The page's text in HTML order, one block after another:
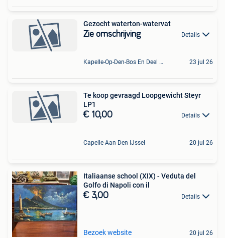
Gezocht waterton-watervat
Zie omschrijving Details
Kapelle-Op-Den-Bos En Deel Van Zemst 23 jul 26
Te koop gevraagd Loopgewicht Steyr
LP1
€ 10,00 Details
Capelle Aan Den IJssel 20 jul 26
Italiaanse school (XIX) - Veduta del
Golfo di Napoli con il
€ 3,00 Details
Bezoek website 20 jul 26